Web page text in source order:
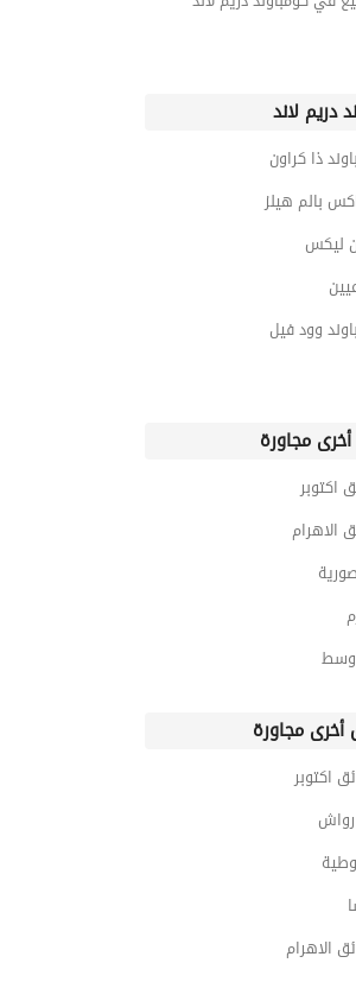
دريم لاند
دريم لاند
دريم لاند
دريم لاند
دريم لاند
دريم لاند
ذا كراون
بالم هيلز
ليكس
وود فيل
برنسيس
تاونى
مجاورة
اكتوبر
الاهرام
وسط
مجاورة
اكتوبر
رواش
الاهرام